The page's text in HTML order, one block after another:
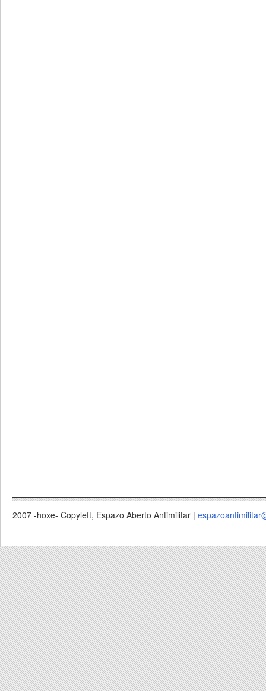
2007 -hoxe- Copyleft, Espazo Aberto Antimilitar |